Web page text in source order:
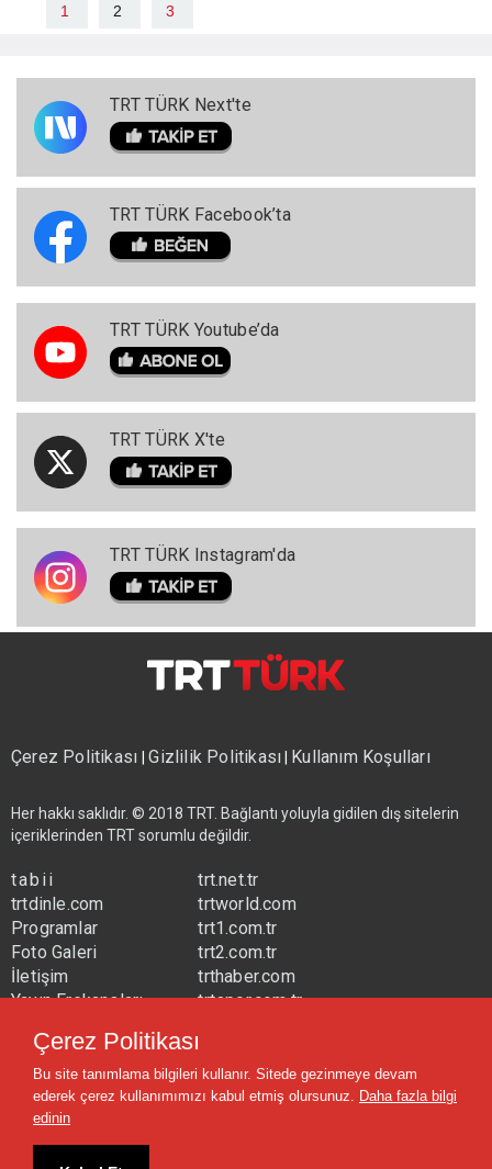
1 2 3
TRT TÜRK Next'te
TRT TÜRK Facebook’ta
TRT TÜRK Youtube’da
TRT TÜRK X'te
TRT TÜRK Instagram'da
Çerez Politikası|Gizlilik Politikası| Kullanım Koşulları
Her hakkı saklıdır. © 2018 TRT. Bağlantı yoluyla gidilen dış sitelerin
içeriklerinden TRT sorumlu değildir.
tabii
trtdinle.com
Programlar
Foto Galeri
İletişim
Yayın Frekansları
trt.net.tr
trtworld.com
trt1.com.tr
trt2.com.tr
trthaber.com
trtspor.com.tr
trtavaz.com.tr
trtmuzik.net.tr
trtcocuk.net.tr
Çerez Politikası
Bu site tanımlama bilgileri kullanır. Sitede gezinmeye devam
ederek çerez kullanımımızı kabul etmiş olursunuz. Daha fazla bilgi
edinin